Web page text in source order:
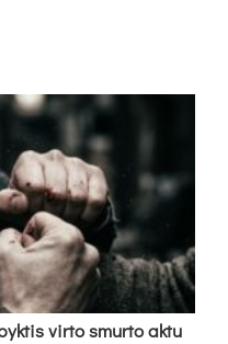
vir­to smur­to ak­tu